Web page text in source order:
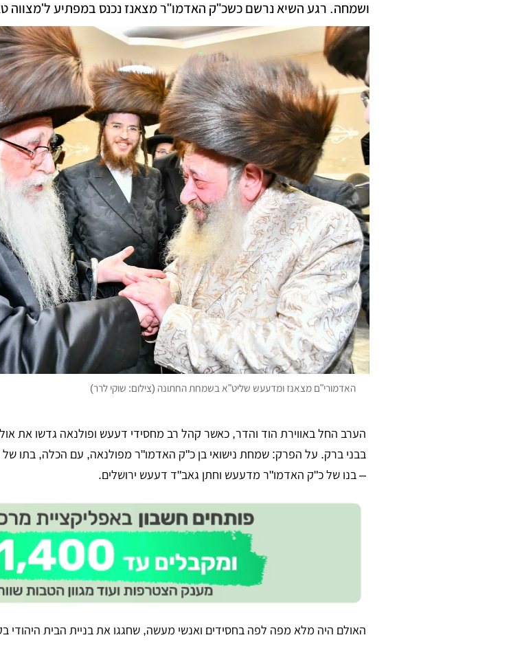
ושמחה. רגע השיא נרשם כשכ"ק האדמו"ר מצאנז נכנס במפתיע ל'מצווה
האדמורי"ם מצאנז ומדעעש שליט"א בשמחת החתונה (צילום: שוקי לרר)
הערב החל באווירת הוד והדר, כאשר קהל רב מחסידי דעעש ופולנאה גדשו את
בבני ברק. על הפרק: שמחת נישואי בן כ"ק האדמו"ר מפולנאה, עם הכלה, בתו
– בנו של כ"ק האדמו"ר מדעעש וחתן גאב"ד דעעש ירושלים.
האולם היה מלא מפה לפה בחסידים ואנשי מעשה, שחגגו את בניית הבית היהודי